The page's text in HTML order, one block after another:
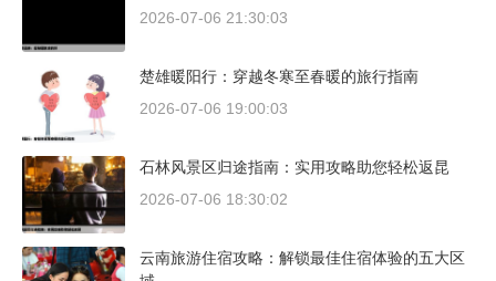
2026-07-06 21:30:03
楚雄暖阳行：穿越冬寒至春暖的旅行指南
2026-07-06 19:00:03
石林风景区归途指南：实用攻略助您轻松返昆
2026-07-06 18:30:02
云南旅游住宿攻略：解锁最佳住宿体验的五大区